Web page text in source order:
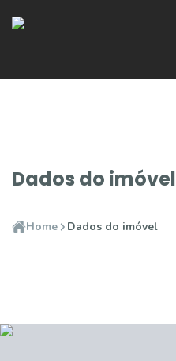
Dados do imóvel
Home Dados do imóvel